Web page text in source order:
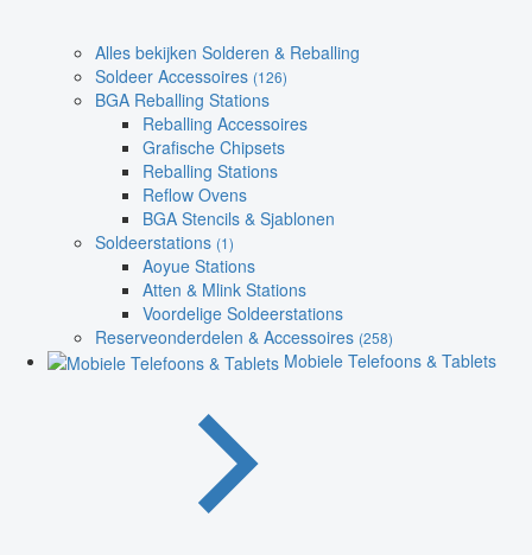
Alles bekijken Solderen & Reballing
Soldeer Accessoires (126)
BGA Reballing Stations
Reballing Accessoires
Grafische Chipsets
Reballing Stations
Reflow Ovens
BGA Stencils & Sjablonen
Soldeerstations (1)
Aoyue Stations
Atten & Mlink Stations
Voordelige Soldeerstations
Reserveonderdelen & Accessoires (258)
Mobiele Telefoons & Tablets